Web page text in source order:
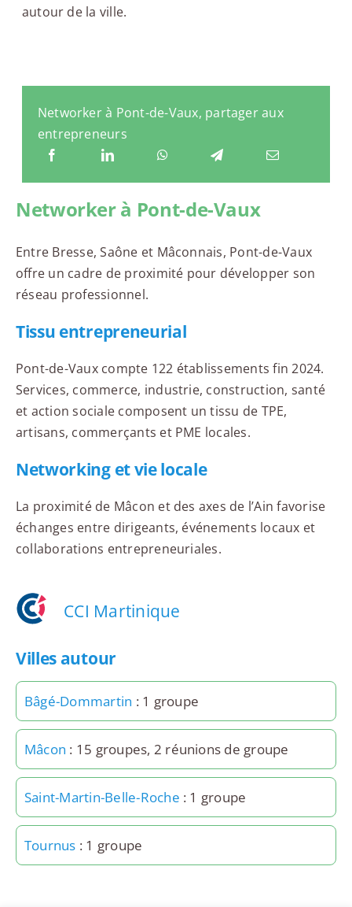
autour de la ville.
Networker à Pont-de-Vaux, partager aux
entrepreneurs
Networker à Pont-de-Vaux
Entre Bresse, Saône et Mâconnais, Pont-de-Vaux
offre un cadre de proximité pour développer son
réseau professionnel.
Tissu entrepreneurial
Pont-de-Vaux compte 122 établissements fin 2024.
Services, commerce, industrie, construction, santé
et action sociale composent un tissu de TPE,
artisans, commerçants et PME locales.
Networking et vie locale
La proximité de Mâcon et des axes de l’Ain favorise
échanges entre dirigeants, événements locaux et
collaborations entrepreneuriales.
CCI Martinique
Villes autour
Bâgé-Dommartin : 1 groupe
Mâcon : 15 groupes, 2 réunions de groupe
Saint-Martin-Belle-Roche : 1 groupe
Tournus : 1 groupe